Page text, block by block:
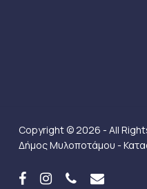
Copyright © 2026 - All
Δήμος Μυλοποτάμου -
facebookinstagramphoneemail